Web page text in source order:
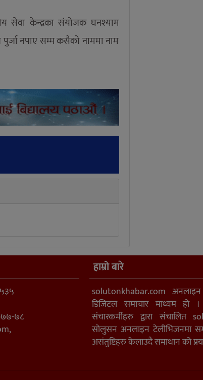
सेवा केन्द्रका संयोजक घनश्याम
नपाए सम्म कसैको नाममा नाम
७८
,
हाम्रो बारे
solutonkhabar.com
डिजिटल समाचार माध्यम हो
संचारकर्मीहरु द्वारा संचालित
सोलुसन अनलाइन टेलीभिजनमा
असंतुष्टिहरु केलाउदै समाधान को